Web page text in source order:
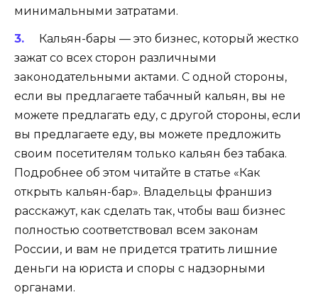
минимальными затратами.
Кальян-бары — это бизнес, который жестко
зажат со всех сторон различными
законодательными актами. С одной стороны,
если вы предлагаете табачный кальян, вы не
можете предлагать еду, с другой стороны, если
вы предлагаете еду, вы можете предложить
своим посетителям только кальян без табака.
Подробнее об этом читайте в статье «Как
открыть кальян-бар». Владельцы франшиз
расскажут, как сделать так, чтобы ваш бизнес
полностью соответствовал всем законам
России, и вам не придется тратить лишние
деньги на юриста и споры с надзорными
органами.